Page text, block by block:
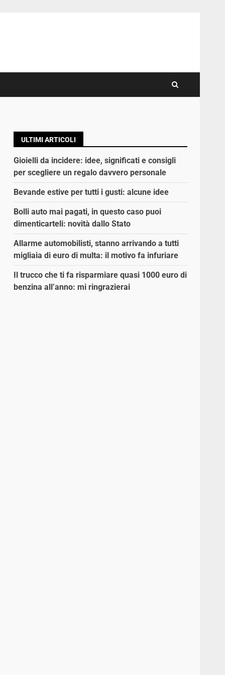
ULTIMI ARTICOLI
Gioielli da incidere: idee, significati e consigli
per scegliere un regalo davvero personale
Bevande estive per tutti i gusti: alcune idee
Bolli auto mai pagati, in questo caso puoi
dimenticarteli: novità dallo Stato
Allarme automobilisti, stanno arrivando a tutti
migliaia di euro di multa: il motivo fa infuriare
Il trucco che ti fa risparmiare quasi 1000 euro di
benzina all’anno: mi ringrazierai